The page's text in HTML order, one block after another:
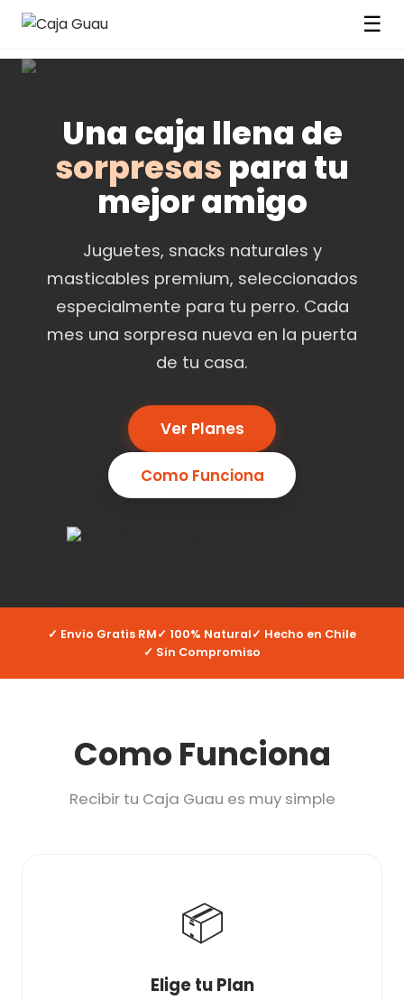
☰
Una caja llena de
sorpresas para tu
mejor amigo
Juguetes, snacks naturales y
masticables premium, seleccionados
especialmente para tu perro. Cada
mes una sorpresa nueva en la puerta
de tu casa.
Ver Planes
Como Funciona
✓ Envio Gratis RM✓ 100% Natural✓ Hecho en Chile
✓ Sin Compromiso
Como Funciona
Recibir tu Caja Guau es muy simple
📦
Elige tu Plan